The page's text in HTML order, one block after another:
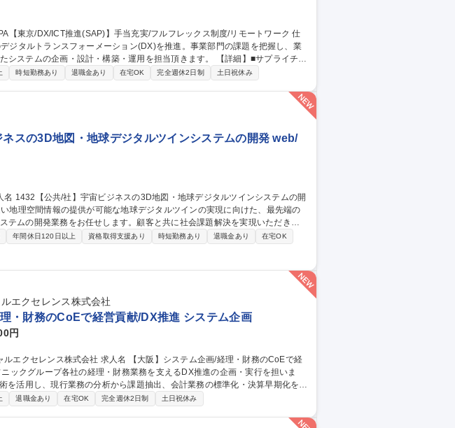
ジタルトランスフォーメーション(DX)を推進。事業部門の課題を把握し、業
の企画・設計・構築・運用を担当頂きます。 【詳細】■サプライチェ
システムの機能疎結合化■統合データ分析基盤の設計・構築■生成AIやロー
環境等)を活用した構築まで一貫して携込めます。事業と密接に連携しなが
ックス制度/リ
時短勤務あり 退職金あり 在宅OK 完全週休2日制 土日祝休み
スの3D地図・地球デジタルツインシステムの開発 web/
テムの開発業務をお任せします。顧客と共に社会課題解決を実現いただきま
ダクト/システム/サービス開発等のプロジェクトマネジメント ◎プロダクト/
性検証、設計、開発、検証、運用 ◎プロジェクトパートナとの開発調整など
の3D地図・地球デジタルツ
年間休日120日以上 資格取得支援あり 時短勤務あり 退職金あり
在宅OK
エクセレンス株式会社
・財務のCoEで経営貢献/DX推進 システム企画
円
【大阪】システム企画/経理・財務のCoEで経
を活用し、現行業務の分析から課題抽出、会計業務の標準化・決算早期化をIT
構築 ・ガバナンス強化：セキュリティを組み込んだ運用設計、IT内部統制の
退職金あり 在宅OK 完全週休2日制 土日祝休み